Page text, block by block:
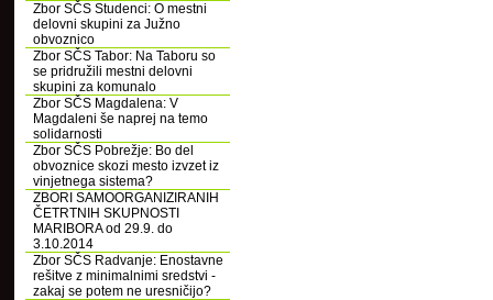
Zbor SČS Studenci: O mestni
delovni skupini za Južno
obvoznico
Zbor SČS Tabor: Na Taboru so
se pridružili mestni delovni
skupini za komunalo
Zbor SČS Magdalena: V
Magdaleni še naprej na temo
solidarnosti
Zbor SČS Pobrežje: Bo del
obvoznice skozi mesto izvzet iz
vinjetnega sistema?
ZBORI SAMOORGANIZIRANIH
ČETRTNIH SKUPNOSTI
MARIBORA od 29.9. do
3.10.2014
Zbor SČS Radvanje: Enostavne
rešitve z minimalnimi sredstvi -
zakaj se potem ne uresničijo?